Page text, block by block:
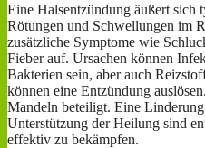
Eine Halsentzündung äußert sich
Rötungen und Schwellungen im
zusätzliche Symptome wie
Fieber auf. Ursachen können
Bakterien sein, aber auch
können eine Entzündung
Mandeln beteiligt. Eine
Unterstützung der Heilung sind
effektiv zu bekämpfen.